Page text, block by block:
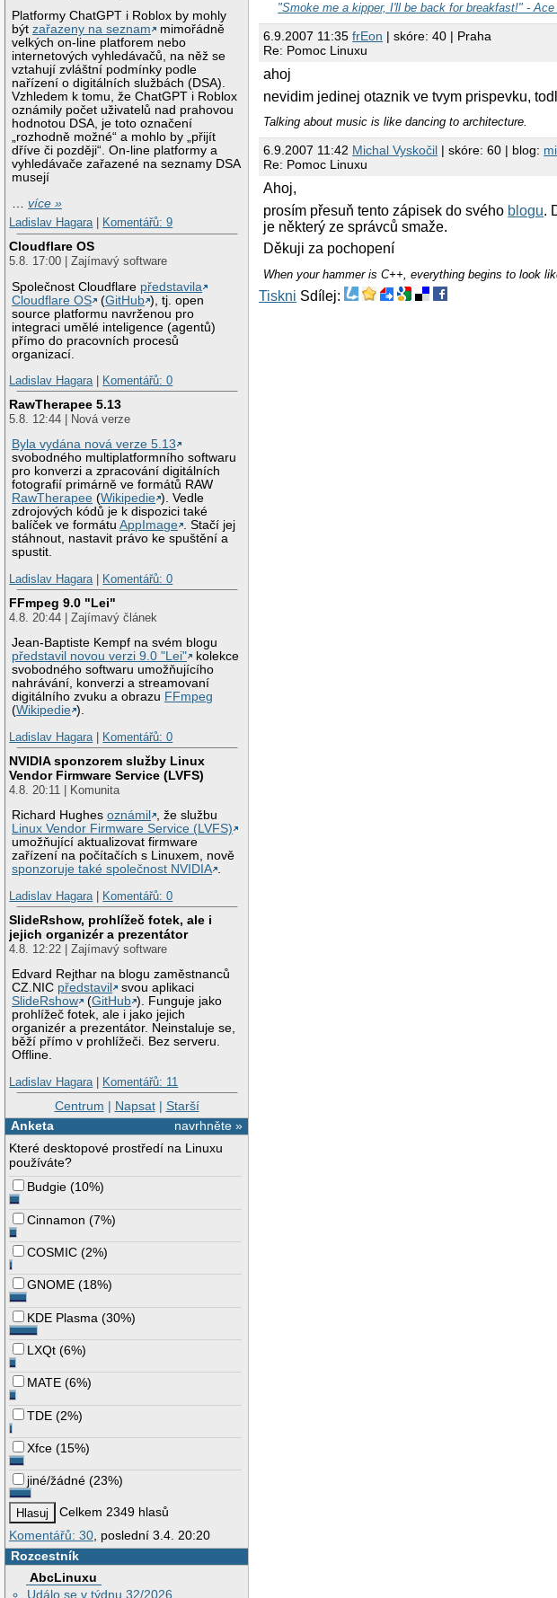
Platformy ChatGPT i Roblox by mohly
býtzařazeny na seznam
mimořádně
velkých on-line platforem nebo
internetových vyhledávačů, na něž se
vztahují zvláštní podmínky podle
nařízení o digitálních službách (DSA).
Vzhledem k tomu, že ChatGPT i Roblox
oznámily počet uživatelů nad prahovou
hodnotou DSA, je toto označení
„rozhodně možné“ a mohlo by „přijít
dříve či později“. On-line platformy a
vyhledávače zařazené na seznamy DSA
musejí
…více »
Ladislav Hagara| Komentářů: 9
Cloudflare OS
5.8. 17:00 | Zajímavý software
Společnost Cloudflare představila
Cloudflare OS
(GitHub ), tj. open
source platformu navrženou pro
integraci umělé inteligence (agentů)
přímo do pracovních procesů
organizací.
Ladislav Hagara| Komentářů: 0
RawTherapee 5.13
5.8. 12:44 | Nová verze
Byla vydána nová verze 5.13
svobodného multiplatformního softwaru
pro konverzi a zpracování digitálních
fotografií primárně ve formátů RAW
RawTherapee (Wikipedie ). Vedle
zdrojových kódů je k dispozici také
balíček ve formátuAppImage . Stačí jej
stáhnout, nastavit právo ke spuštění a
spustit.
Ladislav Hagara| Komentářů: 0
FFmpeg 9.0 "Lei"
4.8. 20:44 | Zajímavý článek
Jean-Baptiste Kempf na svém blogu
představil novou verzi 9.0 "Lei"
kolekce
svobodného softwaru umožňujícího
nahrávání, konverzi a streamovaní
digitálního zvuku a obrazu FFmpeg
(Wikipedie ).
Ladislav Hagara| Komentářů: 0
NVIDIA sponzorem služby Linux
Vendor Firmware Service (LVFS)
4.8. 20:11 | Komunita
Richard Hughesoznámil
, že službu
Linux Vendor Firmware Service (LVFS)
umožňující aktualizovat firmware
zařízení na počítačích s Linuxem, nově
sponzoruje také společnost NVIDIA .
Ladislav Hagara| Komentářů: 0
SlideRshow, prohlížeč fotek, ale i
jejich organizér a prezentátor
4.8. 12:22 | Zajímavý software
Edvard Rejthar na blogu zaměstnanců
CZ.NIC představil
svou aplikaci
SlideRshow
(GitHub ). Funguje jako
prohlížeč fotek, ale i jako jejich
organizér a prezentátor. Neinstaluje se,
běží přímo v prohlížeči. Bez serveru.
Offline.
Ladislav Hagara| Komentářů: 11
Centrum | Napsat| Starší
navrhněte »
Anketa
Které desktopové prostředí na Linuxu
používáte?
Budgie (10%)
Cinnamon (7%)
COSMIC (2%)
GNOME (18%)
KDE Plasma (30%)
LXQt (6%)
MATE (6%)
TDE (2%)
Xfce (15%)
jiné/žádné (23%)
Celkem 2349 hlasů
Komentářů: 30 , poslední 3.4. 20:20
Rozcestník
AbcLinuxu
Událo se v týdnu 32/2026
"Smoke me a kipper, I'll be back for breakfast!" - Ace
6.9.2007 11:35frEon | skóre: 40 | Praha
Re: Pomoc Linuxu
ahoj
nevidim jedinej otaznik ve tvym prispevku,
Talking about music is like dancing to architecture.
6.9.2007 11:42 Michal Vyskočil | skóre: 60 | blog:
Re: Pomoc Linuxu
Ahoj,
prosím přesuň tento zápisek do svého blogu.
je některý ze správců smaže.
Děkuji za pochopení
When your hammer is C++, everything begins to look
Tiskni Sdílej: